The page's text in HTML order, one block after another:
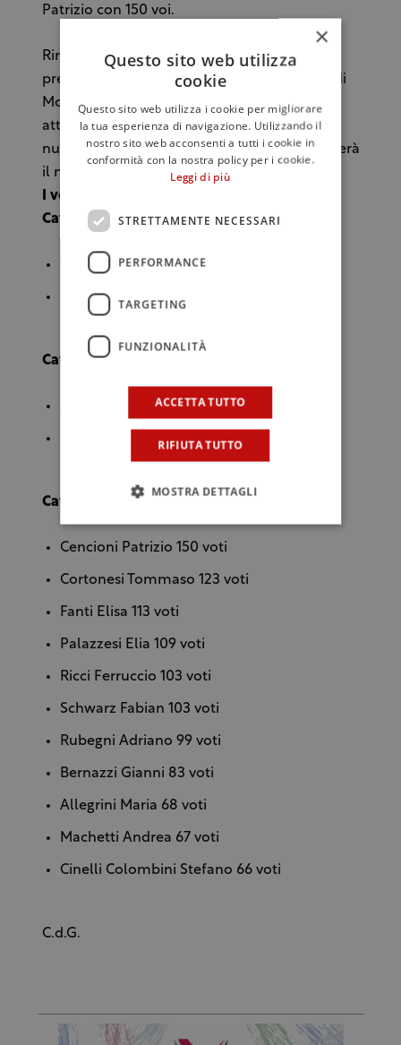
Patrizio con 150 voi.
Rimane solo di conoscere il nome del futuro
presidente del Consorzio del Vino Brunello di
Montalcino; e per saperlo, bisogna, però,
attendere ancora qualche giorno, quando il
nuovo consiglio direttivo si insedierà e eleggerà
il nuovo leader del Consorzio.
I voti
Categoria Viticoltori
Talenti Riccardo 132 voti
Nardi Emilia 114 voti
Categoria Vinificatori
Zannoni Angelo 92 voti
Pallesi Simone 79 voti
Categoria Imbottigliatori
Cencioni Patrizio 150 voti
Cortonesi Tommaso 123 voti
Fanti Elisa 113 voti
Palazzesi Elia 109 voti
Ricci Ferruccio 103 voti
Schwarz Fabian 103 voti
Rubegni Adriano 99 voti
Bernazzi Gianni 83 voti
Allegrini Maria 68 voti
Machetti Andrea 67 voti
Cinelli Colombini Stefano 66 voti
C.d.G.
×
Questo sito web utilizza
cookie
Questo sito web utilizza i cookie per migliorare
la tua esperienza di navigazione. Utilizzando il
nostro sito web acconsenti a tutti i cookie in
conformità con la nostra policy per i cookie.
Leggi di più
STRETTAMENTE NECESSARI
PERFORMANCE
TARGETING
FUNZIONALITÀ
ACCETTA TUTTO
RIFIUTA TUTTO
MOSTRA DETTAGLI